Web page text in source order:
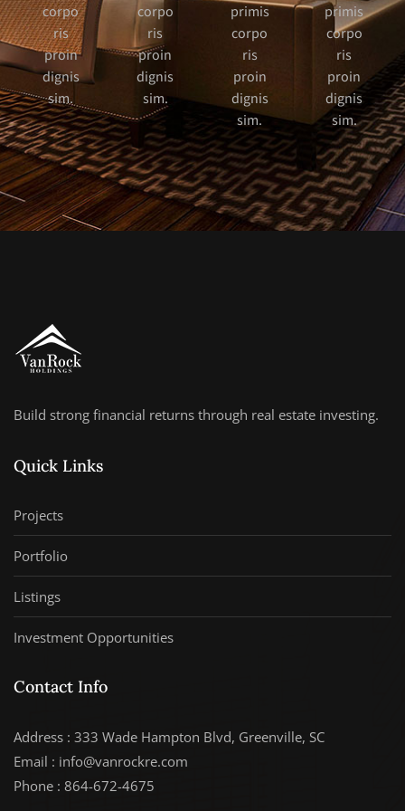
corpo
ris
proin
dignis
sim.
corpo
ris
proin
dignis
sim.
primis
corpo
ris
proin
dignis
sim.
primis
corpo
ris
proin
dignis
sim.
Build strong financial returns through real estate investing.
Quick Links
Projects
Portfolio
Listings
Investment Opportunities
Contact Info
Address : 333 Wade Hampton Blvd, Greenville, SC
Email : info@vanrockre.com
Phone : 864-672-4675